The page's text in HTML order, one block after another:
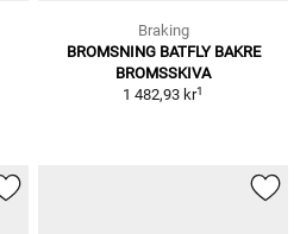
Braking
BROMSNING BATFLY BAKRE
BROMSSKIVA
1 482,93 kr1